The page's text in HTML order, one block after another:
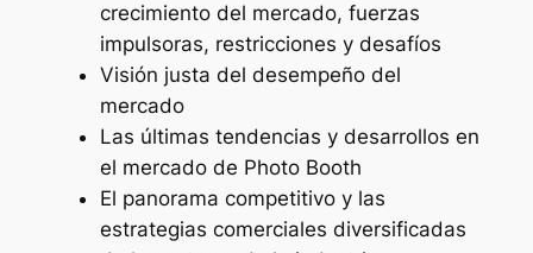
crecimiento del mercado, fuerzas
impulsoras, restricciones y desafíos
Visión justa del desempeño del
mercado
Las últimas tendencias y desarrollos en
el mercado de Photo Booth
El panorama competitivo y las
estrategias comerciales diversificadas